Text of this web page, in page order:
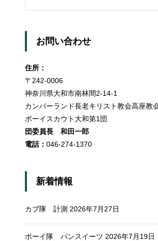
お問い合わせ
住所：
〒242-0006
神奈川県大和市南林間2-14-1
カンバーランド長老キリスト教会高座教
ボーイスカウト大和第1団
団委員長 和田一郎
電話： 046-274-1370
新着情報
カブ隊 計測 2026年7月27日
ボーイ隊 パンスイーツ 2026年7月19日